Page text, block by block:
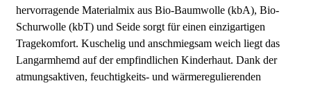
hervorragende Materialmix aus Bio-Baumwolle (kbA), Bio-
Schurwolle (kbT) und Seide sorgt für einen einzigartigen
Tragekomfort. Kuschelig und anschmiegsam weich liegt das
Langarmhemd auf der empfindlichen Kinderhaut. Dank der
atmungsaktiven, feuchtigkeits- und wärmeregulierenden